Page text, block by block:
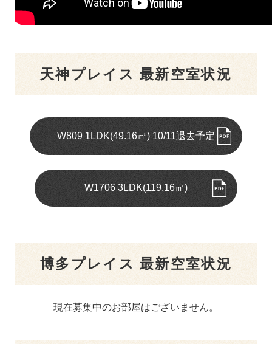
天神プレイス 最新空室状況
W809 1LDK(49.16㎡) 10/11退去予定
W1706 3LDK(119.16㎡)
博多プレイス 最新空室状況
現在募集中のお部屋はございません。